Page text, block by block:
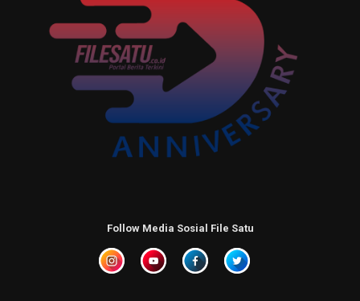
Follow Media Sosial File Satu